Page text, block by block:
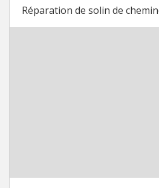
Réparation de solin de